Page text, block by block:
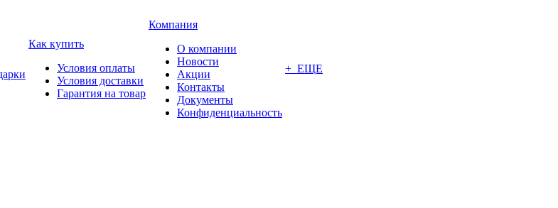
Как купить
Условия оплаты
Условия доставки
Гарантия на товар
Компания
О компании
Новости
Акции
Контакты
Документы
Конфиденциальность
+ ЕЩЕ